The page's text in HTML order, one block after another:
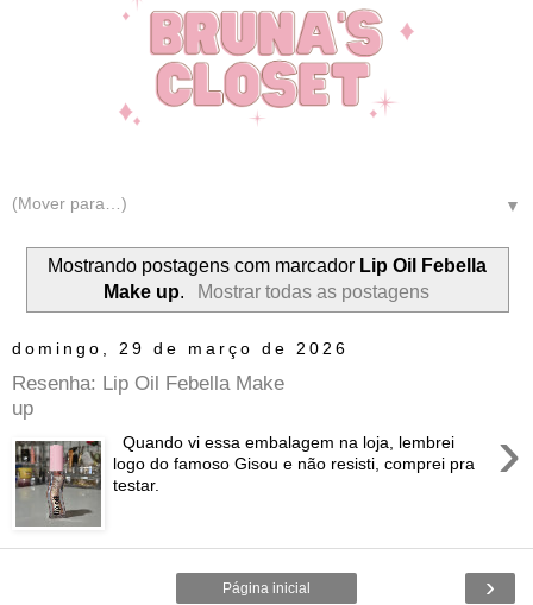
▼
Mostrando postagens com marcador Lip Oil Febella
Make up. Mostrar todas as postagens
domingo, 29 de março de 2026
Resenha: Lip Oil Febella Make
up
›
Quando vi essa embalagem na loja, lembrei
logo do famoso Gisou e não resisti, comprei pra
testar.
›
Página inicial